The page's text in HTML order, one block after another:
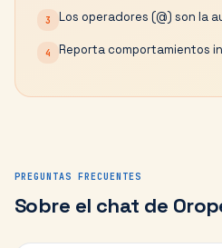
3 Los operadores (@) son la
4 Reporta comportamientos
PREGUNTAS FRECUENTES
Sobre el chat de